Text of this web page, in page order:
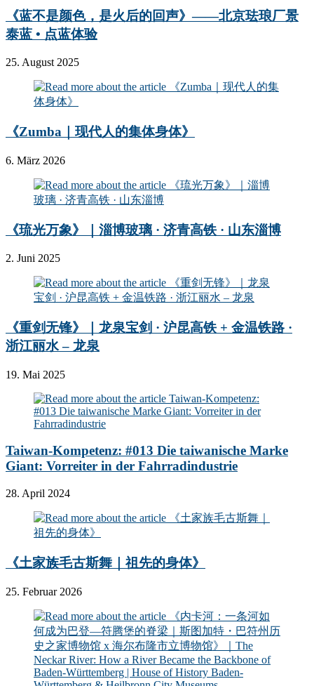
《蓝不是颜色，是火后的回声》——北京珐琅厂景
泰蓝 • 点蓝体验
25. August 2025
《Zumba｜现代人的集体身体》
6. März 2026
《琉光万象》｜淄博玻璃 · 济青高铁 · 山东淄博
2. Juni 2025
《重剑无锋》｜龙泉宝剑 · 沪昆高铁 + 金温铁路 ·
浙江丽水 – 龙泉
19. Mai 2025
Taiwan-Kompetenz: #013 Die taiwanische Marke
Giant: Vorreiter in der Fahrradindustrie
28. April 2024
《土家族毛古斯舞｜祖先的身体》
25. Februar 2026